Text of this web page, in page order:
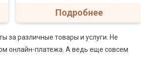
Подробнее
за различные товары и услуги. Не
онлайн-платежа. А ведь еще совсем